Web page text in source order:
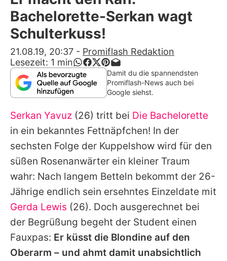
Alle Themen auf Promiflash
Jobs
App runterladen
Team
Redaktionelle Richtlinien
Impressum
Datenschutzerklärung
Nutzungsbedingungen
Utiq verwalten
Bachelorette-Serkan wagt
Schulterkuss!
21.08.19, 20:37 - Promiflash Redaktion
Lesezeit: 1 min
Damit du die spannendsten
Promiflash-News auch bei
Google siehst.
Serkan Yavuz (26) tritt bei Die Bachelorette
in ein bekanntes Fettnäpfchen! In der
sechsten Folge der Kuppelshow wird für den
süßen Rosenanwärter ein kleiner Traum
wahr: Nach langem Betteln bekommt der 26-
Jährige endlich sein ersehntes Einzeldate mit
Gerda Lewis (26). Doch ausgerechnet bei
der Begrüßung begeht der Student einen
Fauxpas: Er küsst die Blondine auf den
Oberarm – und ahmt damit unabsichtlich